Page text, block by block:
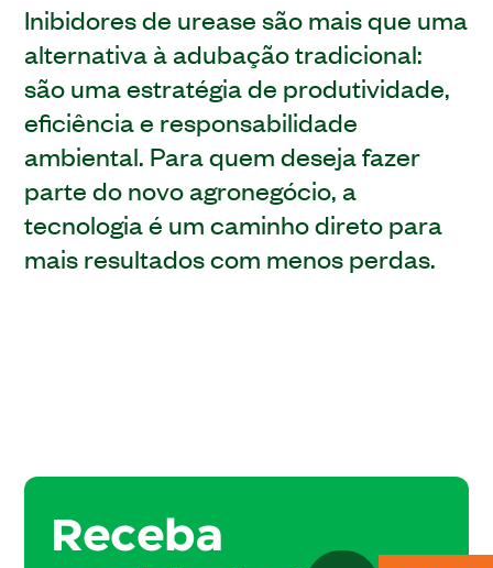
Inibidores de urease são mais que uma
alternativa à adubação tradicional:
são uma estratégia de produtividade,
eficiência e responsabilidade
ambiental. Para quem deseja fazer
parte do novo agronegócio, a
tecnologia é um caminho direto para
mais resultados com menos perdas.
Receba